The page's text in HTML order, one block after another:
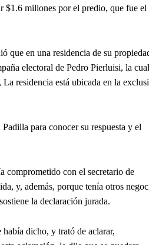
$1.6 millones por el predio, que fue el
que en una residencia de su
electoral de Pedro Pierluisi, la cual
residencia está ubicada en la
para conocer su respuesta y el
comprometido con el secretario de
y, además, porque tenía otros
la declaración jurada.
dicho, y trató de aclarar,